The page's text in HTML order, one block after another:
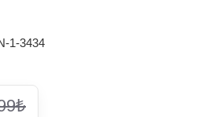
1-3434